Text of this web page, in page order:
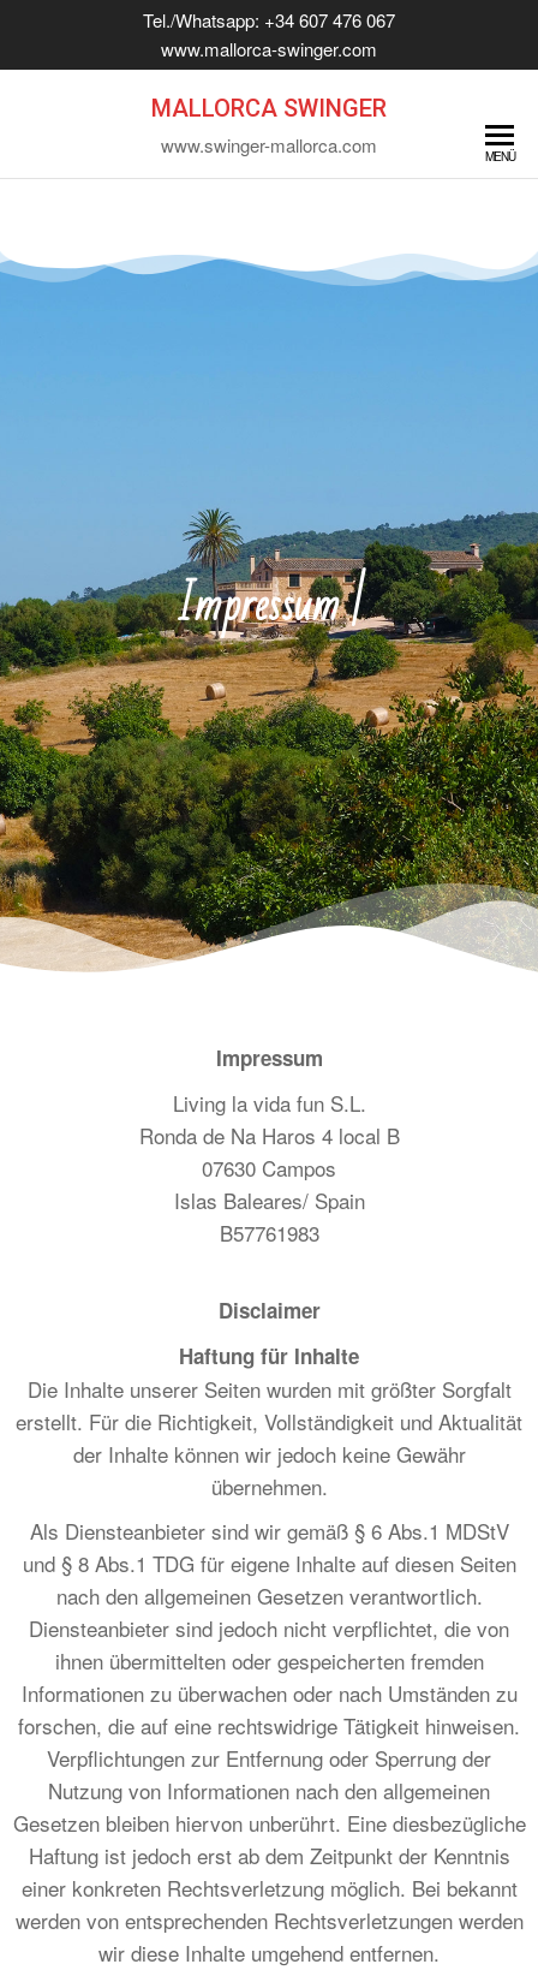
Tel./Whatsapp: +34 607 476 067
www.mallorca-swinger.com
MALLORCA SWINGER
www.swinger-mallorca.com MENÜ
Impressum|
Impressum
Living la vida fun S.L.
Ronda de Na Haros 4 local B
07630 Campos
Islas Baleares/ Spain
B57761983
Disclaimer
Haftung für Inhalte
Die Inhalte unserer Seiten wurden mit größter Sorgfalt
erstellt. Für die Richtigkeit, Vollständigkeit und Aktualität
der Inhalte können wir jedoch keine Gewähr
übernehmen.
Als Diensteanbieter sind wir gemäß § 6 Abs.1 MDStV
und § 8 Abs.1 TDG für eigene Inhalte auf diesen Seiten
nach den allgemeinen Gesetzen verantwortlich.
Diensteanbieter sind jedoch nicht verpflichtet, die von
ihnen übermittelten oder gespeicherten fremden
Informationen zu überwachen oder nach Umständen zu
forschen, die auf eine rechtswidrige Tätigkeit hinweisen.
Verpflichtungen zur Entfernung oder Sperrung der
Nutzung von Informationen nach den allgemeinen
Gesetzen bleiben hiervon unberührt. Eine diesbezügliche
Haftung ist jedoch erst ab dem Zeitpunkt der Kenntnis
einer konkreten Rechtsverletzung möglich. Bei bekannt
werden von entsprechenden Rechtsverletzungen werden
wir diese Inhalte umgehend entfernen.